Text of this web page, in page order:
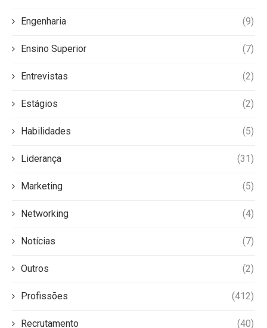
Engenharia (9)
Ensino Superior (7)
Entrevistas (2)
Estágios (2)
Habilidades (5)
Liderança (31)
Marketing (5)
Networking (4)
Notícias (7)
Outros (2)
Profissões (412)
Recrutamento (40)